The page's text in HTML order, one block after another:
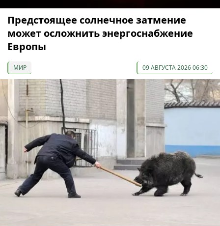
Предстоящее солнечное затмение
может осложнить энергоснабжение
Европы
МИР 09 АВГУСТА 2026 06:30